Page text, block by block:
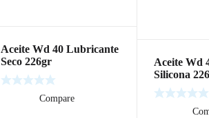
Aceite Wd 40 Lubricante
Seco 226gr
Compare
Aceite Wd
Silicona